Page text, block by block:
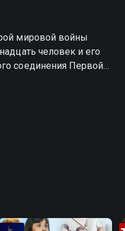
мировой войны
человек и его
соединения Первой
под